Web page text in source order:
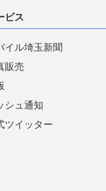
ビス
イル埼玉新聞
販売
シュ通知
ツイッター